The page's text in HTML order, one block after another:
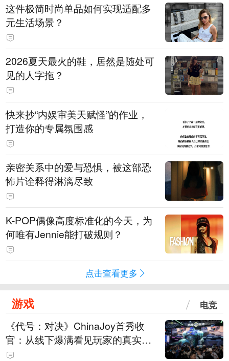
这件极简时尚单品如何实现适配多
元生活场景？
2026夏天最火的鞋，居然是随处可
见的人字拖？
快来抄“内娱审美天赋怪”的作业，
打造你的专属氛围感
亲密关系中的爱与恐惧，被这部恐
怖片诠释得淋漓尽致
K-POP偶像高度标准化的今天，为
何唯有Jennie能打破规则？
点击查看更多
游戏 电竞
《代号：对决》ChinaJoy首秀收
官：从线下爆满看见玩家的真实期
待